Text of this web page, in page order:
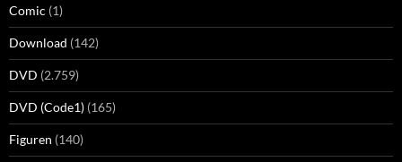
Comic (1)
Download (142)
DVD (2.759)
DVD (Code1) (165)
Figuren (140)